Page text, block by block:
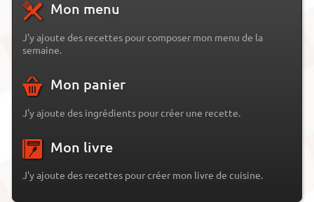
Mon menu
J'y ajoute des recettes pour composer mon menu de la
semaine.
Mon panier
J'y ajoute des ingrédients pour créer une recette.
Mon livre
J'y ajoute des recettes pour créer mon livre de cuisine.